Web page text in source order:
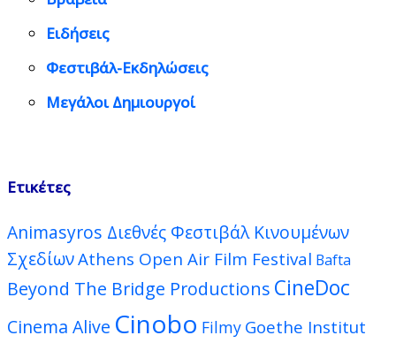
Ειδήσεις
Φεστιβάλ-Εκδηλώσεις
Μεγάλοι Δημιουργοί
Ετικέτες
Animasyros Διεθνές Φεστιβάλ Κινουμένων
ΣχεδίωνAthens Open Air Film Festival Bafta
Beyond The Bridge Productions CineDoc
Cinema Alive Cinobo Filmy Goethe Institut